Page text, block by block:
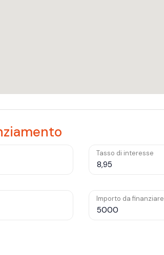
Tasso di interesse
Importo da finanziare